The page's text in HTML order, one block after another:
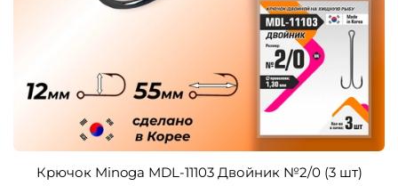
Крючок Minoga MDL-11103 Двойник №2/0 (3 шт)